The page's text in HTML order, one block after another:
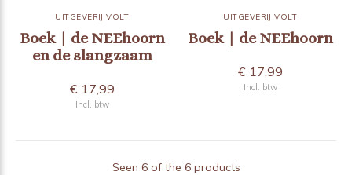
UITGEVERIJ VOLT
Boek | de NEEhoorn
en de slangzaam
€ 17,99
Incl. btw
UITGEVERIJ VOLT
Boek | de NEEhoorn
€ 17,99
Incl. btw
Seen 6 of the 6 products